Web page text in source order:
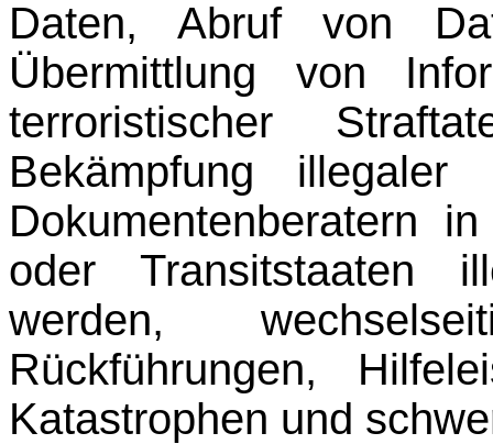
Daten, Abruf von
Übermittlung von
terroristischer
Bekämpfung illegaler
Dokumentenberatern
oder Transitstaaten
werden, we
Rückführungen,
Katastrophen und